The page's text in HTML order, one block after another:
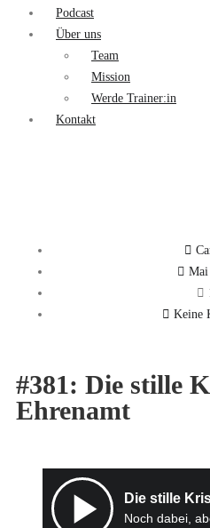
Podcast
Über uns
Team
Mission
Werde Trainer:in
Kontakt
Mai
Keine
#381: Die stille
Ehrenamt